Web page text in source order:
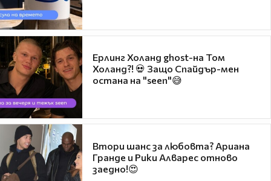
Ерлинг Холанд ghost-на Том
Холанд?! 💀 Защо Спайдър-мен
остана на "seen"😅
Втори шанс за любовта? Ариана
Гранде и Рики Алварес отново
заедно!😍